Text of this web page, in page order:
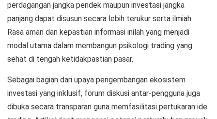
perdagangan jangka pendek maupun investasi jangka
panjang dapat disusun secara lebih terukur serta ilmiah.
Rasa aman dan kepastian informasi inilah yang menjadi
modal utama dalam membangun psikologi trading yang
sehat di tengah ketidakpastian pasar.
Sebagai bagian dari upaya pengembangan ekosistem
investasi yang inklusif, forum diskusi antar-pengguna juga
dibuka secara transparan guna memfasilitasi pertukaran ide